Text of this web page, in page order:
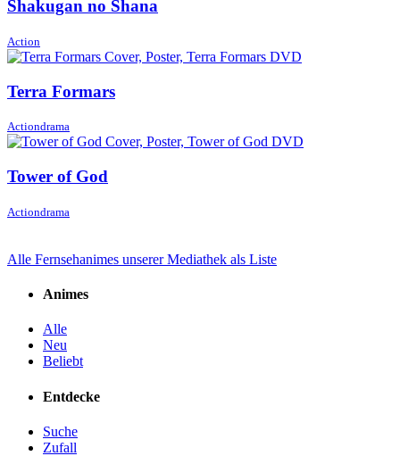
Shakugan no Shana
Action
Terra Formars
Actiondrama
Tower of God
Actiondrama
Alle Fernsehanimes unserer Mediathek als Liste
Animes
Alle
Neu
Beliebt
Entdecke
Suche
Zufall